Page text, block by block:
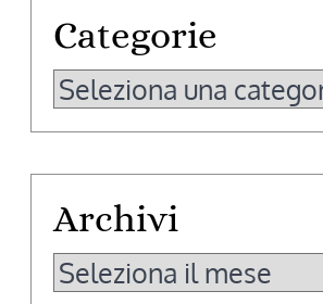
Categorie
Categorie
Archivi
Archivi